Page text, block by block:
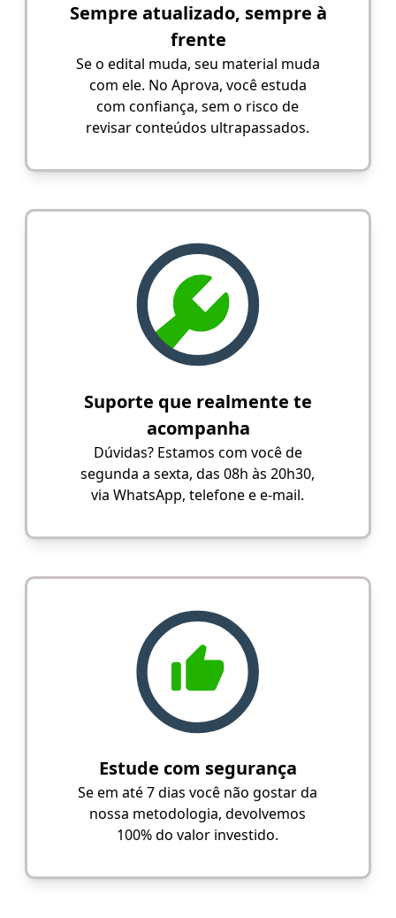
Sempre atualizado, sempre à
frente
Se o edital muda, seu material muda
com ele. No Aprova, você estuda
com confiança, sem o risco de
revisar conteúdos ultrapassados.
Suporte que realmente te
acompanha
Dúvidas? Estamos com você de
segunda a sexta, das 08h às 20h30,
via WhatsApp, telefone e e-mail.
Estude com segurança
Se em até 7 dias você não gostar da
nossa metodologia, devolvemos
100% do valor investido.